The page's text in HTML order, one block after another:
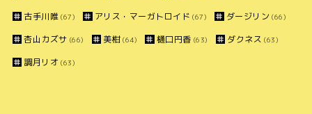
古手川唯 (67) アリス・マーガトロイド (67) ダージリン (66)
杏山カズサ (66) 美柑 (64) 樋口円香 (63) ダクネス (63)
調月リオ (63)